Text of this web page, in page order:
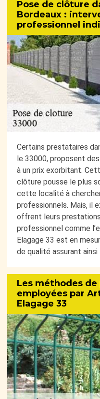
Pose de clôture
Bordeaux :
professionnel
Certains prestataires
le 33000, proposent
à un prix exorbitant.
clôture pousse le plus
cette localité à
professionnels. Mais, il
offrent leurs
professionnel comme
Elagage 33 est en
de qualité assurant
Les méthodes
employées par
Elagage 33